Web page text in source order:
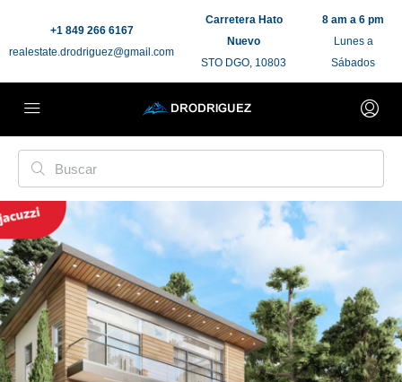
+1 849 266 6167
realestate.drodriguez@gmail.com
Carretera Hato
Nuevo
STO DGO, 10803
8 am a 6 pm
Lunes a
Sábados